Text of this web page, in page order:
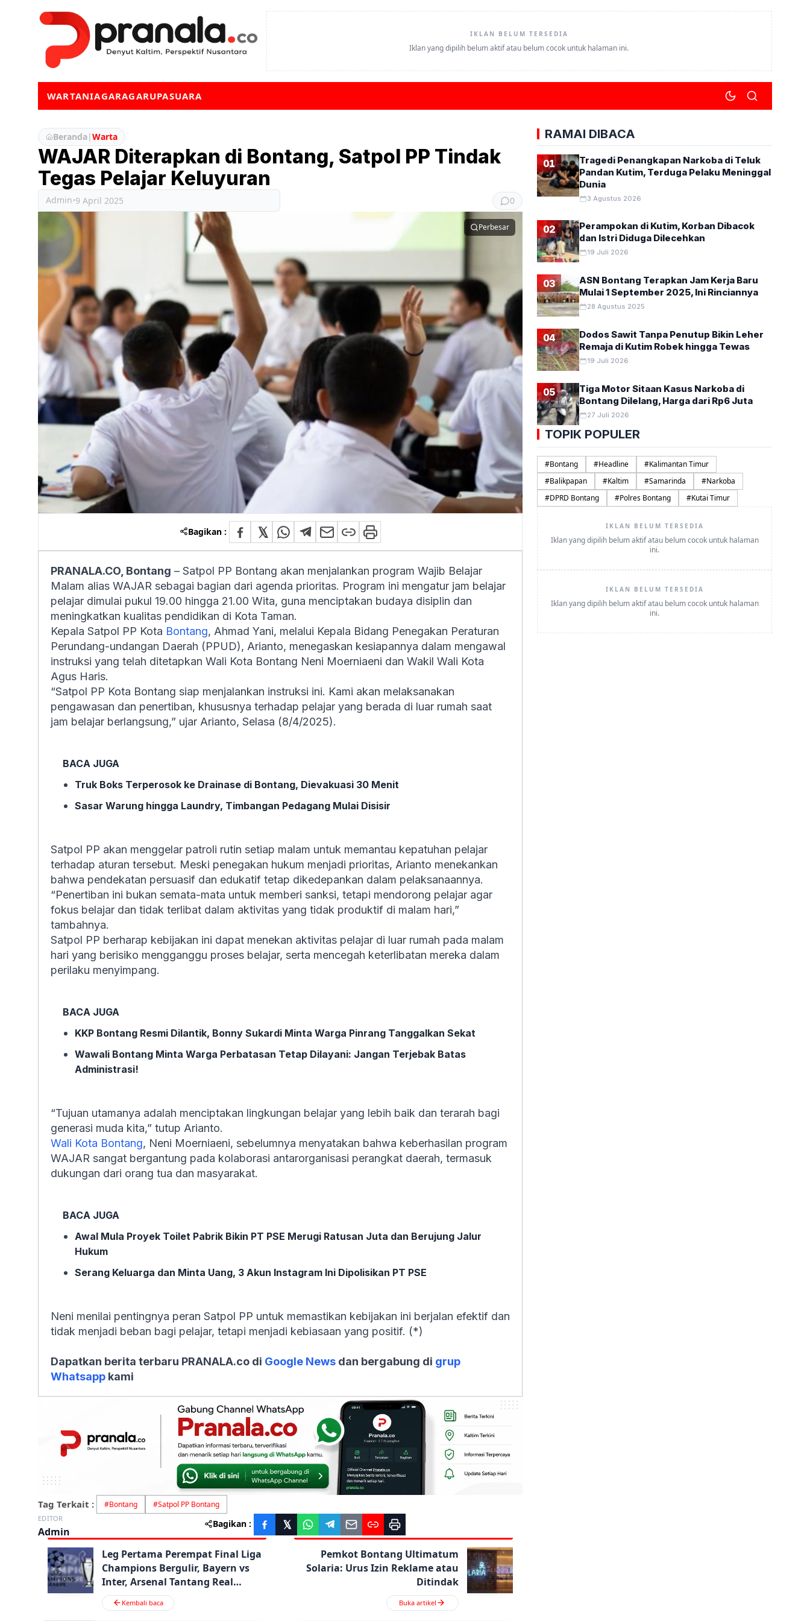
IKLAN BELUM TERSEDIA
Iklan yang dipilih belum aktif atau belum cocok untuk halaman ini.
WARTANIAGARAGARUPASUARA
Beranda|Warta
WAJAR Diterapkan di Bontang, Satpol PP Tindak
Tegas Pelajar Keluyuran
Admin•9 April 2025 0
Perbesar
Bagikan :
PRANALA.CO, Bontang – Satpol PP Bontang akan menjalankan program Wajib Belajar
Malam alias WAJAR sebagai bagian dari agenda prioritas. Program ini mengatur jam belajar
pelajar dimulai pukul 19.00 hingga 21.00 Wita, guna menciptakan budaya disiplin dan
meningkatkan kualitas pendidikan di Kota Taman.
Kepala Satpol PP Kota Bontang, Ahmad Yani, melalui Kepala Bidang Penegakan Peraturan
Perundang-undangan Daerah (PPUD), Arianto, menegaskan kesiapannya dalam mengawal
instruksi yang telah ditetapkan Wali Kota Bontang Neni Moerniaeni dan Wakil Wali Kota
Agus Haris.
“Satpol PP Kota Bontang siap menjalankan instruksi ini. Kami akan melaksanakan
pengawasan dan penertiban, khususnya terhadap pelajar yang berada di luar rumah saat
jam belajar berlangsung,” ujar Arianto, Selasa (8/4/2025).
BACA JUGA
Truk Boks Terperosok ke Drainase di Bontang, Dievakuasi 30 Menit
Sasar Warung hingga Laundry, Timbangan Pedagang Mulai Disisir
Satpol PP akan menggelar patroli rutin setiap malam untuk memantau kepatuhan pelajar
terhadap aturan tersebut. Meski penegakan hukum menjadi prioritas, Arianto menekankan
bahwa pendekatan persuasif dan edukatif tetap dikedepankan dalam pelaksanaannya.
“Penertiban ini bukan semata-mata untuk memberi sanksi, tetapi mendorong pelajar agar
fokus belajar dan tidak terlibat dalam aktivitas yang tidak produktif di malam hari,”
tambahnya.
Satpol PP berharap kebijakan ini dapat menekan aktivitas pelajar di luar rumah pada malam
hari yang berisiko mengganggu proses belajar, serta mencegah keterlibatan mereka dalam
perilaku menyimpang.
BACA JUGA
KKP Bontang Resmi Dilantik, Bonny Sukardi Minta Warga Pinrang Tanggalkan Sekat
Wawali Bontang Minta Warga Perbatasan Tetap Dilayani: Jangan Terjebak Batas
Administrasi!
“Tujuan utamanya adalah menciptakan lingkungan belajar yang lebih baik dan terarah bagi
generasi muda kita,” tutup Arianto.
Wali Kota Bontang, Neni Moerniaeni, sebelumnya menyatakan bahwa keberhasilan program
WAJAR sangat bergantung pada kolaborasi antarorganisasi perangkat daerah, termasuk
dukungan dari orang tua dan masyarakat.
BACA JUGA
Awal Mula Proyek Toilet Pabrik Bikin PT PSE Merugi Ratusan Juta dan Berujung Jalur
Hukum
Serang Keluarga dan Minta Uang, 3 Akun Instagram Ini Dipolisikan PT PSE
Neni menilai pentingnya peran Satpol PP untuk memastikan kebijakan ini berjalan efektif dan
tidak menjadi beban bagi pelajar, tetapi menjadi kebiasaan yang positif. (*)
Dapatkan berita terbaru PRANALA.co di Google News dan bergabung di grup
Whatsapp kami
Tag Terkait : #Bontang #Satpol PP Bontang
EDITOR
Admin
Bagikan :
Leg Pertama Perempat Final Liga
Champions Bergulir, Bayern vs
Inter, Arsenal Tantang Real
Madrid
Kembali baca
Pemkot Bontang Ultimatum
Solaria: Urus Izin Reklame atau
Ditindak
Buka artikel
RAMAI DIBACA
01
Tragedi Penangkapan Narkoba di Teluk
Pandan Kutim, Terduga Pelaku Meninggal
Dunia
3 Agustus 2026
02
Perampokan di Kutim, Korban Dibacok
dan Istri Diduga Dilecehkan
19 Juli 2026
03
ASN Bontang Terapkan Jam Kerja Baru
Mulai 1 September 2025, Ini Rinciannya
28 Agustus 2025
04
Dodos Sawit Tanpa Penutup Bikin Leher
Remaja di Kutim Robek hingga Tewas
19 Juli 2026
05
Tiga Motor Sitaan Kasus Narkoba di
Bontang Dilelang, Harga dari Rp6 Juta
27 Juli 2026
TOPIK POPULER
#Bontang #Headline #Kalimantan Timur
#Balikpapan #Kaltim #Samarinda #Narkoba
#DPRD Bontang #Polres Bontang #Kutai Timur
IKLAN BELUM TERSEDIA
Iklan yang dipilih belum aktif atau belum cocok untuk halaman
ini.
IKLAN BELUM TERSEDIA
Iklan yang dipilih belum aktif atau belum cocok untuk halaman
ini.